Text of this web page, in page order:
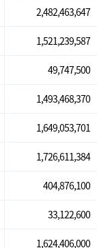
2,482,463,647
1,521,239,587
49,747,500
1,493,468,370
1,649,053,701
1,726,611,384
404,876,100
33,122,600
1,624,406,000